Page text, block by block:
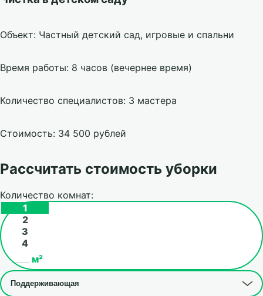
Объект: Частный детский сад, игровые и спальни
Время работы: 8 часов (вечернее время)
Количество специалистов: 3 мастера
Стоимость: 34 500 рублей
Рассчитать стоимость уборки
Количество комнат:
1
2
3
4
м²